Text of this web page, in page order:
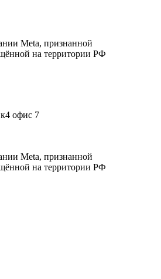
Meta, признанной
на территории РФ
офис 7
Meta, признанной
на территории РФ